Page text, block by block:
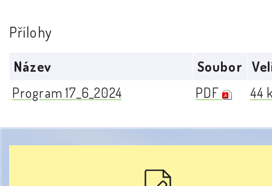
Přílohy
Název Soubor
Program 17_6_2024
PDF 44